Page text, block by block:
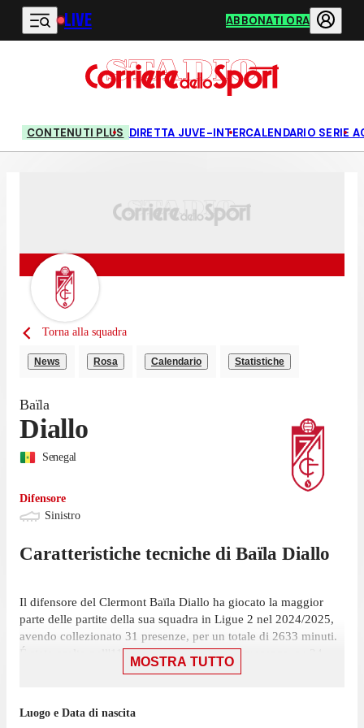
Vai al contenuto principale
LIVE ABBONATI ORA
CONTENUTI PLUS DIRETTA JUVE-INTERCALENDARIO SERIE A
Torna alla squadra
News Rosa Calendario Statistiche
Baïla
Diallo
Senegal
Difensore
Sinistro
Caratteristiche tecniche di Baïla Diallo
Il difensore del Clermont Baïla Diallo ha giocato la maggior
parte delle partite della sua squadra in Ligue 2 nel 2024/2025,
avendo collezionato 31 presenze, per un totale di 2633 minuti.
É stato scelto nell'11 iniziale in 30 di queste presenze, su 34
giornate, ed è entrato a gara in corso 1 volta.
partita in cui ha giocato 68 minuti con la maglia del Clermont
MOSTRA TUTTO
Luogo e Data di nascita